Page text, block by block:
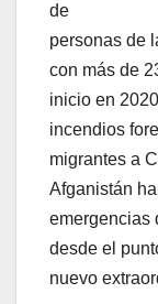
de
personas de
con más de
inicio en
incendios
migrantes a
Afganistán
emergencias
desde el
nuevo